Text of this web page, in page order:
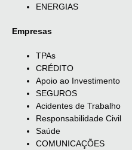
ENERGIAS
Empresas
TPAs
CRÉDITO
Apoio ao Investimento
SEGUROS
Acidentes de Trabalho
Responsabilidade Civil
Saúde
COMUNICAÇÕES